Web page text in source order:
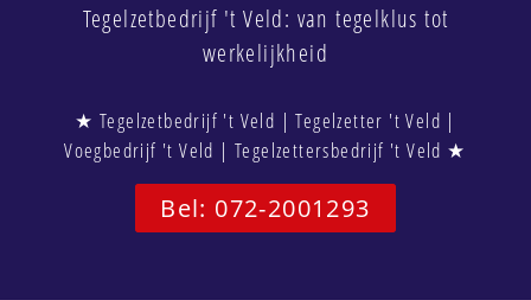
Tegelzetbedrijf 't Veld: van tegelklus tot
werkelijkheid
★ Tegelzetbedrijf 't Veld | Tegelzetter 't Veld |
Voegbedrijf 't Veld | Tegelzettersbedrijf 't Veld ★
Bel: 072-2001293